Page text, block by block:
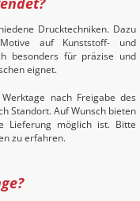
Drucktechniken. Dazu
auf Kunststoff- und
besonders für präzise und
eignet.
nach Freigabe des
Standort. Auf Wunsch bieten
Lieferung möglich ist. Bitte
zu erfahren.